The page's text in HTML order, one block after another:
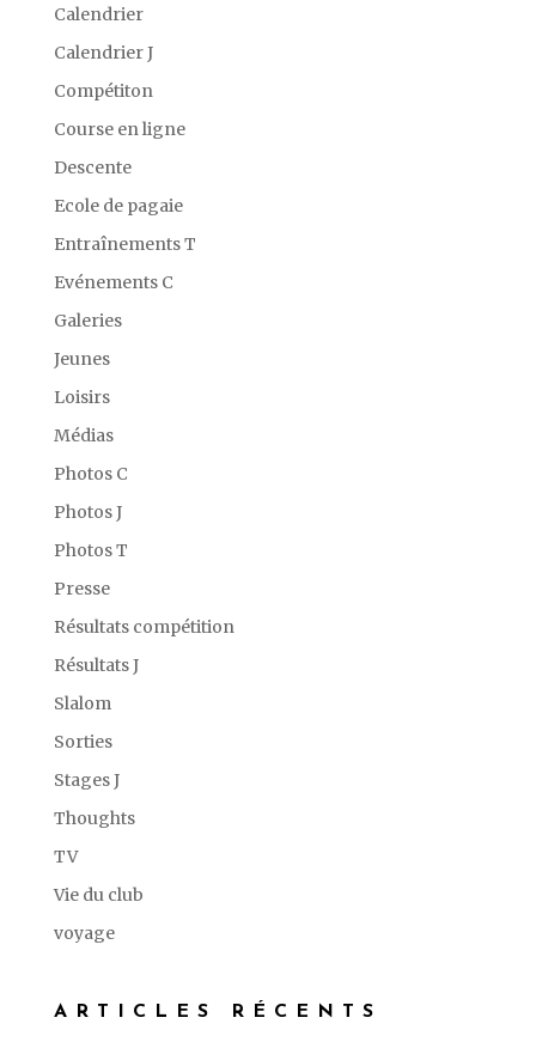
Calendrier
Calendrier J
Compétiton
Course en ligne
Descente
Ecole de pagaie
Entraînements T
Evénements C
Galeries
Jeunes
Loisirs
Médias
Photos C
Photos J
Photos T
Presse
Résultats compétition
Résultats J
Slalom
Sorties
Stages J
Thoughts
TV
Vie du club
voyage
ARTICLES RÉCENTS